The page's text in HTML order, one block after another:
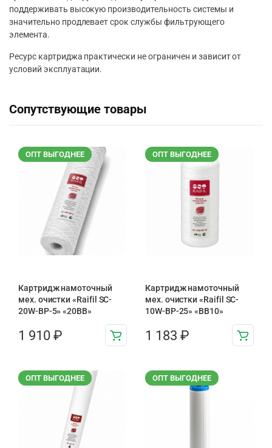
поддерживать высокую производительность системы и
значительно продлевает срок службы фильтрующего
элемента.
Ресурс картриджа практически не ограничен и зависит от
условий эксплуатации.
Сопутствующие товары
ОПТ ВЫГОДНЕЕ
Картридж намоточный
мех. очистки «Raifil SC-
20W-BP-5» «20BB»
1 910 ₽
ОПТ ВЫГОДНЕЕ
Картридж намоточный
мех. очистки «Raifil SC-
10W-BP-25» «BB10»
1 183 ₽
ОПТ ВЫГОДНЕЕ ОПТ ВЫГОДНЕЕ